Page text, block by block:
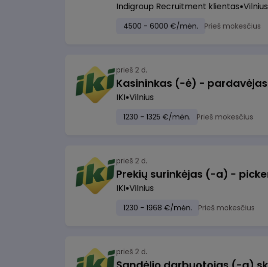
Indigroup Recruitment klientas Vilnius
4500 - 6000 €/mėn. Prieš mokesčius
prieš 2 d.
IKI Vilnius
1230 - 1325 €/mėn. Prieš mokesčius
prieš 2 d.
IKI Vilnius
1230 - 1968 €/mėn. Prieš mokesčius
prieš 2 d.